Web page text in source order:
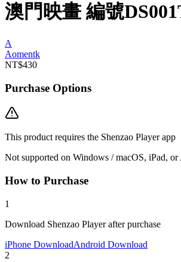
澳門映畫 編號
A
Aomentk
NT$430
Purchase Options
This product requires the Shenzao Player app
Not supported on Windows / macOS, iPad, or
How to Purchase
1
Download Shenzao Player after purchase
iPhone DownloadAndroid Download
2